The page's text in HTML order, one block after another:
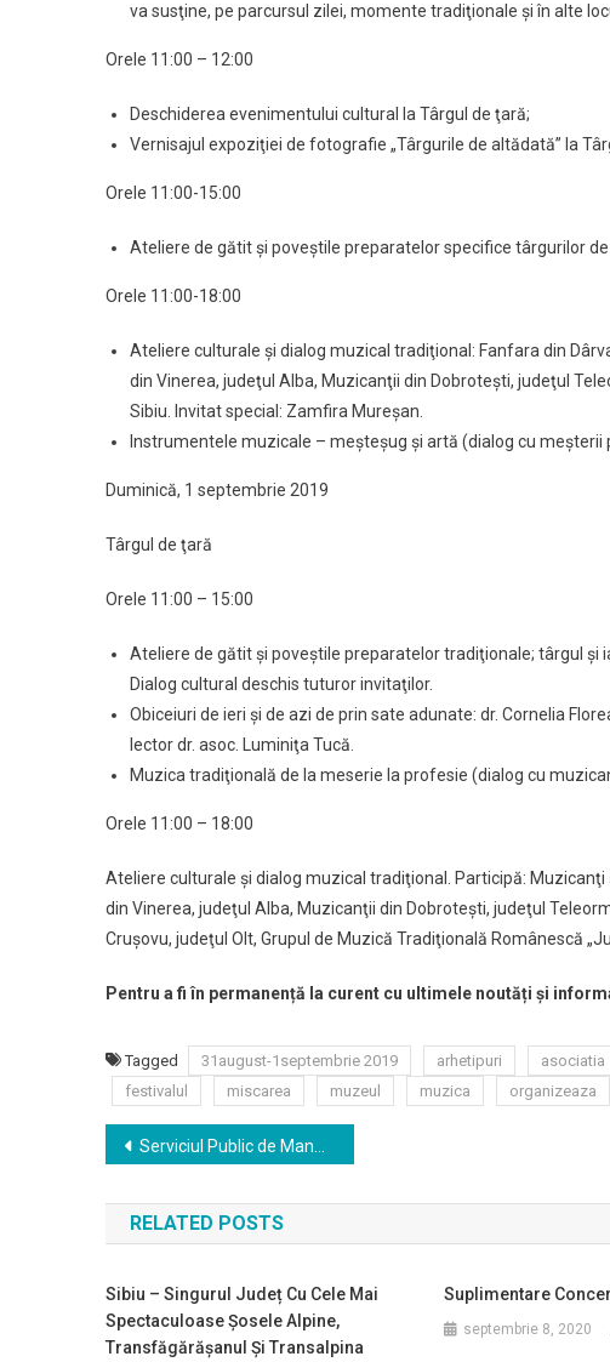
va susţine, pe parcursul zilei, momente tradiţionale şi în alte
Orele 11:00 – 12:00
Deschiderea evenimentului cultural la Târgul de ţară;
Vernisajul expoziţiei de fotografie „Târgurile de altădată” la
Orele 11:00-15:00
Ateliere de gătit şi poveştile preparatelor specifice târgurilor
Orele 11:00-18:00
Ateliere culturale şi dialog muzical tradiţional: Fanfara din
din Vinerea, judeţul Alba, Muzicanţii din Dobroteşti, judeţul
Sibiu. Invitat special: Zamfira Mureşan.
Instrumentele muzicale – meşteşug şi artă (dialog cu meşterii
Duminică, 1 septembrie 2019
Târgul de ţară
Orele 11:00 – 15:00
Ateliere de gătit şi poveştile preparatelor tradiţionale; târgul şi
Dialog cultural deschis tuturor invitaţilor.
Obiceiuri de ieri şi de azi de prin sate adunate: dr. Cornelia
lector dr. asoc. Luminiţa Tucă.
Muzica tradiţională de la meserie la profesie (dialog cu
Orele 11:00 – 18:00
Ateliere culturale şi dialog muzical tradiţional. Participă:
din Vinerea, judeţul Alba, Muzicanţii din Dobroteşti, judeţul
Cruşovu, judeţul Olt, Grupul de Muzică Tradiţională Românescă
Pentru a fi în permanență la curent cu ultimele noutăți și
Tagged 31august-1septembrie 2019 arhetipuri asociatia
festivalul
miscarea muzeul muzica organizeaza
Navigare
în
articole
Serviciul Public de Management Salubrizare și Protecția Mediului în Municipiul Sibiu angajeaza: Consilier juridic gr. I – 1 post Inspector de specialitate gr. 1A – 1 post
RELATED POSTS
Sibiu – Singurul Județ Cu Cele Mai
Spectaculoase Șosele Alpine,
Transfăgărășanul Și Transalpina
Suplimentare
septembrie 8, 2020